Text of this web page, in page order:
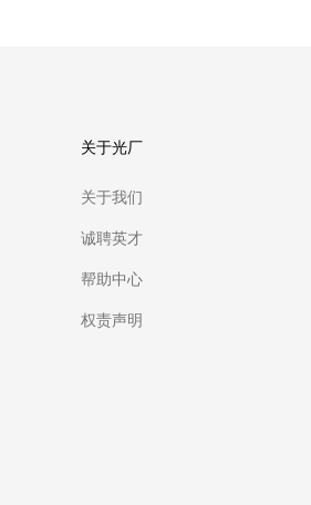
关于光厂
关于我们
诚聘英才
帮助中心
权责声明